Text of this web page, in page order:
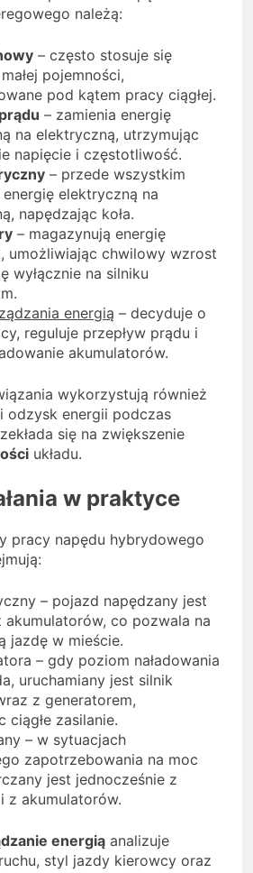
należą:
– często stosuje się
pojemności,
pod kątem pracy ciągłej.
– zamienia energię
na elektryczną, utrzymując
napięcie i częstotliwość.
– przede wszystkim
elektryczną na
napędzając koła.
– magazynują energię
umożliwiając chwilowy wzrost
wyłącznie na silniku
energią – decyduje o
reguluje przepływ prądu i
akumulatorów.
wykorzystują również
odzysk energii podczas
się na zwiększenie
układu.
w praktyce
pracy napędu hybrydowego
– pojazd napędzany jest
akumulatorów, co pozwala na
jazdę w mieście.
– gdy poziom naładowania
uruchamiany jest silnik
z generatorem,
ciągłe zasilanie.
– w sytuacjach
zapotrzebowania na moc
jest jednocześnie z
z akumulatorów.
energią analizuje
styl jazdy kierowcy oraz